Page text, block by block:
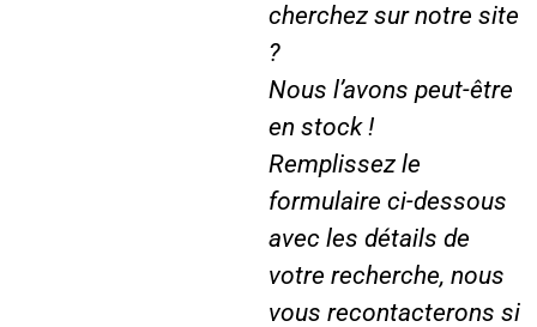
cherchez sur notre site
?
Nous l’avons peut-être
en stock !
Remplissez le
formulaire ci-dessous
avec les détails de
votre recherche, nous
vous recontacterons si